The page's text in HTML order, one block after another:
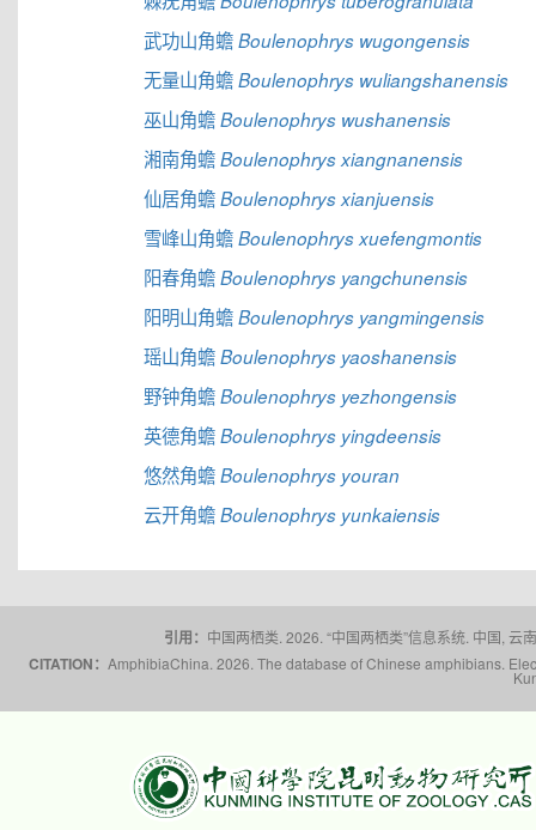
武功山角蟾Boulenophrys wugongensis
无量山角蟾Boulenophrys wuliangshanensis
巫山角蟾Boulenophrys wushanensis
湘南角蟾Boulenophrys xiangnanensis
仙居角蟾Boulenophrys xianjuensis
雪峰山角蟾Boulenophrys xuefengmontis
阳春角蟾Boulenophrys yangchunensis
阳明山角蟾Boulenophrys yangmingensis
瑶山角蟾Boulenophrys yaoshanensis
野钟角蟾Boulenophrys yezhongensis
英德角蟾Boulenophrys yingdeensis
悠然角蟾Boulenophrys youran
云开角蟾Boulenophrys yunkaiensis
引用： 中国两栖类. 2026. “中国两栖类”信息系统. 中国,
CITATION： AmphibiaChina. 2026. The database of Chinese amphibians.